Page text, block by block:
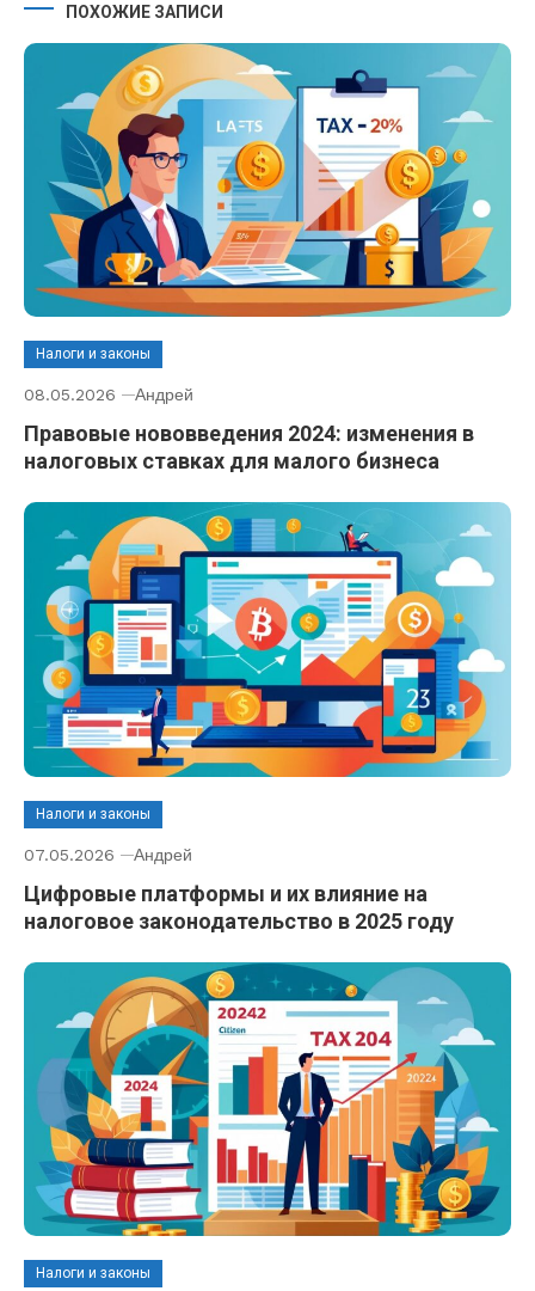
ПОХОЖИЕ ЗАПИСИ
Налоги и законы
08.05.2026 Андрей
Правовые нововведения 2024: изменения в
налоговых ставках для малого бизнеса
Налоги и законы
07.05.2026 Андрей
Цифровые платформы и их влияние на
налоговое законодательство в 2025 году
Налоги и законы